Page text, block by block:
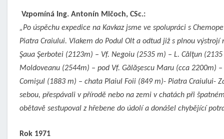
Vzpomíná Ing. Antonín Mlčoch, CSc.:
„Po úspěchu expedice na Kavkaz jsme ve spolupráci s
Piatra Craiului. Vlakem do Podul Olt a odtud již s plnou výstrojí
Şaua Şerbotei (2123m) – Vf. Negoiu (2535 m) – L. Călţun
Moldoveanu (2544m) – pod Vf. Gălăşescu Maru (cca 2200m)
Comişul (1883 m) – chata Plaiul Foii (849 m)- Piatra Craiului-
sebou, přespávali v přírodě nebo na zemi v chatách při
obětavě sestupoval z hřebene do údolí a donášel chybějící
Rok 1971